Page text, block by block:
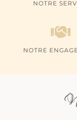
NOTRE
NOTRE